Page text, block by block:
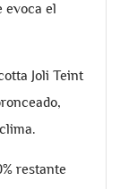
evoca el
Joli Teint
restante